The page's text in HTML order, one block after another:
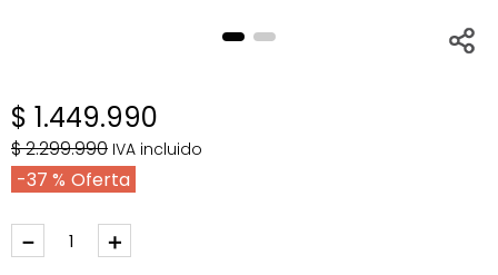
$ 1.449.990
$2.299.990 IVA incluido
37 %
＋
－